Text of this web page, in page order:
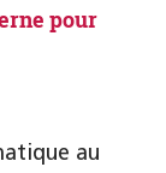
pour
au